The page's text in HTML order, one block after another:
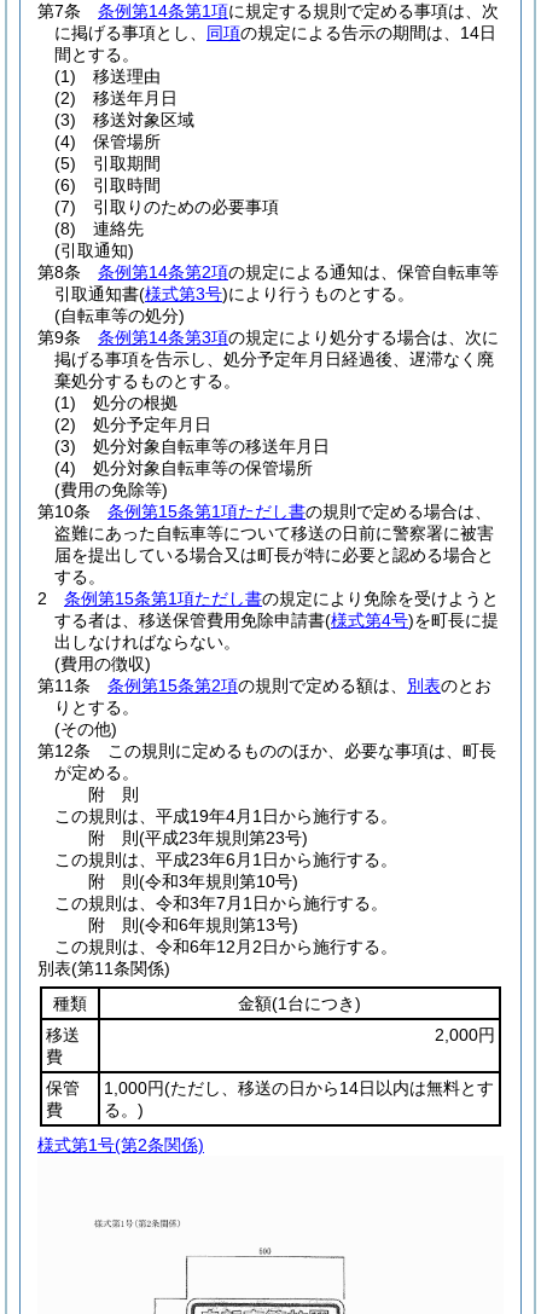
第7条
条例第14条第1項に規定する規則で定める事項は、次
に掲げる事項とし、 同項の規定による告示の期間は、14日
間とする。
(1)
移送理由
(2)
移送年月日
(3)
移送対象区域
(4)
保管場所
(5)
引取期間
(6)
引取時間
(7)
引取りのための必要事項
(8)
連絡先
(引取通知)
第8条
条例第14条第2項の規定による通知は、保管自転車等
引取通知書(様式第3号)により行うものとする。
(自転車等の処分)
第9条
条例第14条第3項の規定により処分する場合は、次に
掲げる事項を告示し、処分予定年月日経過後、遅滞なく廃
棄処分するものとする。
(1)
処分の根拠
(2)
処分予定年月日
(3)
処分対象自転車等の移送年月日
(4)
処分対象自転車等の保管場所
(費用の免除等)
第10条
条例第15条第1項ただし書の規則で定める場合は、
盗難にあった自転車等について移送の日前に警察署に被害
届を提出している場合又は町長が特に必要と認める場合と
する。
2
条例第15条第1項ただし書の規定により免除を受けようと
する者は、移送保管費用免除申請書(様式第4号)を町長に提
出しなければならない。
(費用の徴収)
第11条
条例第15条第2項の規則で定める額は、 別表のとお
りとする。
(その他)
第12条
この規則に定めるもののほか、必要な事項は、町長
が定める。
附 則
この規則は、平成19年4月1日から施行する。
附 則(平成23年規則第23号)
この規則は、平成23年6月1日から施行する。
附 則(令和3年規則第10号)
この規則は、令和3年7月1日から施行する。
附 則(令和6年規則第13号)
この規則は、令和6年12月2日から施行する。
別表(第11条関係)
種類
金額(1台につき)
移送
費
2,000円
保管
費
1,000円(ただし、移送の日から14日以内は無料とす
る。)
様式第1号(第2条関係)